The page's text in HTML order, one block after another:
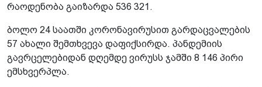
რაოდენობა გაიზარდა 536 321.
ბოლო 24 საათში კორონავირუსით გარდაცვალების
57 ახალი შემთხვევა დაფიქსირდა. პანდემიის
გავრცელებიდან დღემდე ვირუსს ჯამში 8 146 პირი
ემსხვერპლა.